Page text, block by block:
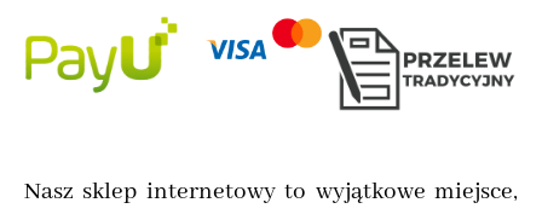
Nasz sklep internetowy to wyjątkowe miejsce,